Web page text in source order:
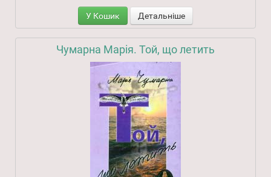
У Кошик Детальніше
Чумарна Марія. Той, що летить